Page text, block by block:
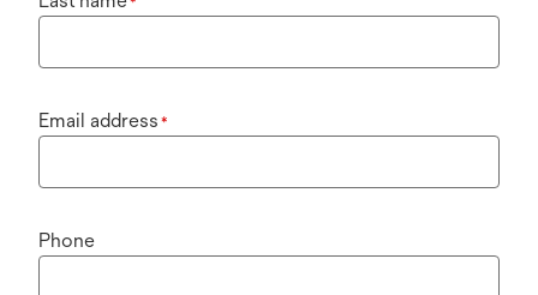
Email address *
Phone